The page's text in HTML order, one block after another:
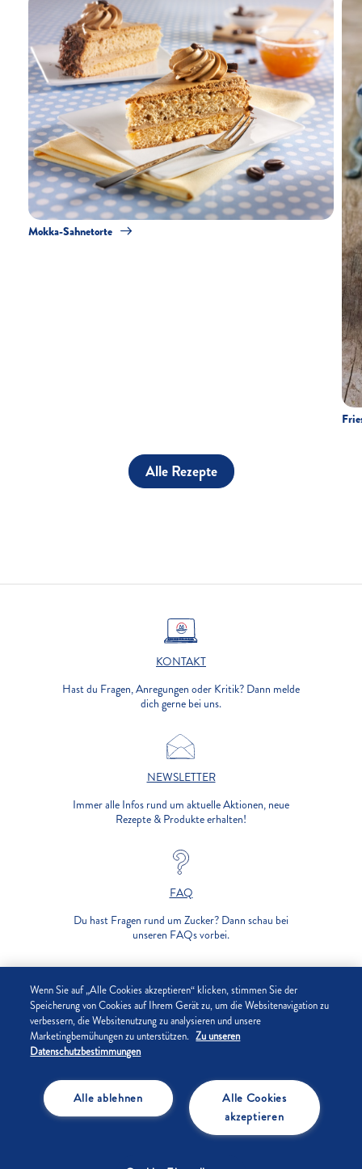
Mokka-Sahnetorte
Alle Rezepte
KONTAKT
Hast du Fragen, Anregungen oder Kritik? Dann melde
dich gerne bei uns.
NEWSLETTER
Immer alle Infos rund um aktuelle Aktionen, neue
Rezepte & Produkte erhalten!
FAQ
Du hast Fragen rund um Zucker? Dann schau bei
unseren FAQs vorbei.
UNTERNEHMEN
DATENSCHUTZ
COOKIE-EINSTELLUNGEN
Wenn Sie auf „Alle Cookies akzeptieren“ klicken, stimmen Sie der
Speicherung von Cookies auf Ihrem Gerät zu, um die Websitenavigation zu
verbessern, die Websitenutzung zu analysieren und unsere
Marketingbemühungen zu unterstützen. Zu unseren
Datenschutzbestimmungen
Alle Cookies
akzeptieren
Alle ablehnen